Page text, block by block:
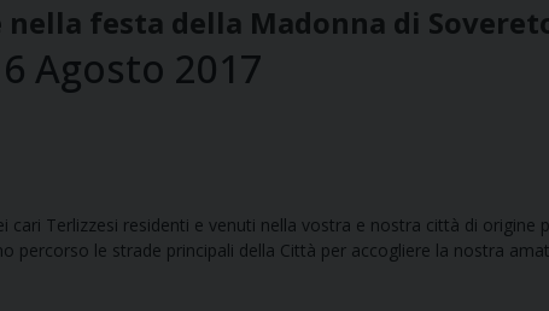
festa della Madonna di
Agosto 2017
cari Terlizzesi residenti e venuti nella vostra e nostra città di
percorso le strade principali della Città per accogliere la nostra